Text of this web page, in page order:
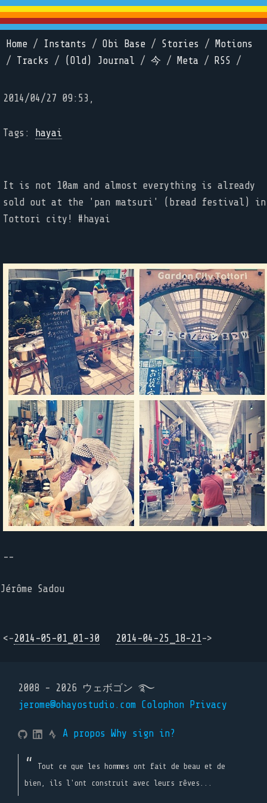
Home / Instants / Obi Base / Stories /
Motions
/ Tracks / (Old) Journal / 今 / Meta / RSS /
2014/04/27 09:53,
Tags: hayai
It is not 10am and almost everything is already
sold out at the 'pan matsuri' (bread festival) in
Tottori city! #hayai
--
Jérôme Sadou
<-2014-05-01_01-30 2014-04-25_18-21->
2008 - 2026 ウェボゴン ࿐
jerome@ohayostudio.com Colophon Privacy
A propos Why sign in?
Tout ce que les hommes ont fait de beau et de
bien, ils l'ont construit avec leurs rêves...